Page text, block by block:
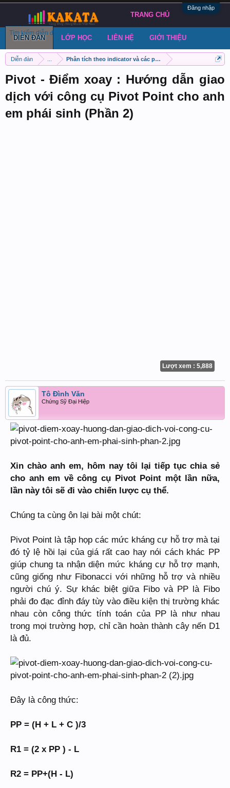
Đăng nhập
Diễn đàn Phân tích theo indicator và các phương pháp khác
Pivot - Điểm xoay : Hướng dẫn giao
dịch với công cụ Pivot Point cho anh
em phái sinh (Phần 2)
Lượt xem : 5,888
Tô Đình Văn
Chứng Sỹ Đại Hiệp
Xin chào anh em, hôm nay tôi lại tiếp tục chia sẻ
cho anh em về công cụ Pivot Point một lần nữa,
lần này tôi sẽ đi vào chiến lược cụ thể.
Chúng ta cùng ôn lại bài một chút:
Pivot Point là tập họp các mức kháng cự hỗ trợ mà tại
đó tỷ lệ hồi lại của giá rất cao hay nói cách khác PP
giúp chung ta nhận diện mức kháng cự hỗ trợ mạnh,
cũng giống như Fibonacci với những hỗ trợ và nhiều
người chú ý. Sự khác biệt giữa Fibo và PP là Fibo
phải đo đạc đỉnh đáy tùy vào điều kiện thị trường khác
nhau còn công thức tính toán của PP là như nhau
trong mọi trường hợp, chỉ cần hoàn thành cây nến D1
là đủ.
Đây là công thức:
PP = (H + L + C )/3
R1 = (2 x PP ) - L
R2 = PP+(H - L)
TRANG CHỦ
DIỄN ĐÀN
Tìm kiếm diễn đàn Bài viết gần đây Đăng chủ đề
LỚP HỌC LIÊN HỆ GIỚI THIỆU